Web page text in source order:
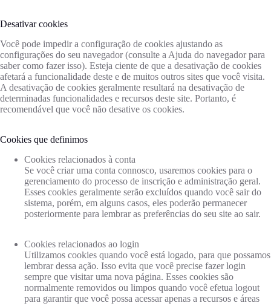
Desativar cookies
Você pode impedir a configuração de cookies ajustando as
configurações do seu navegador (consulte a Ajuda do navegador para
saber como fazer isso). Esteja ciente de que a desativação de cookies
afetará a funcionalidade deste e de muitos outros sites que você visita.
A desativação de cookies geralmente resultará na desativação de
determinadas funcionalidades e recursos deste site. Portanto, é
recomendável que você não desative os cookies.
Cookies que definimos
Cookies relacionados à conta
Se você criar uma conta connosco, usaremos cookies para o
gerenciamento do processo de inscrição e administração geral.
Esses cookies geralmente serão excluídos quando você sair do
sistema, porém, em alguns casos, eles poderão permanecer
posteriormente para lembrar as preferências do seu site ao sair.
Cookies relacionados ao login
Utilizamos cookies quando você está logado, para que possamos
lembrar dessa ação. Isso evita que você precise fazer login
sempre que visitar uma nova página. Esses cookies são
normalmente removidos ou limpos quando você efetua logout
para garantir que você possa acessar apenas a recursos e áreas